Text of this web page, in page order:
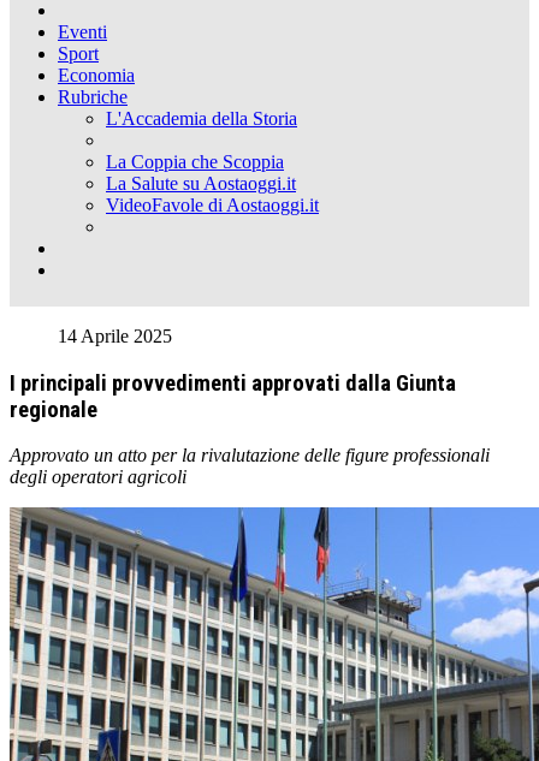
Eventi
Sport
Economia
Rubriche
L'Accademia della Storia
La Coppia che Scoppia
La Salute su Aostaoggi.it
VideoFavole di Aostaoggi.it
14 Aprile 2025
I principali provvedimenti approvati dalla Giunta
regionale
Approvato un atto per la rivalutazione delle figure professionali
degli operatori agricoli